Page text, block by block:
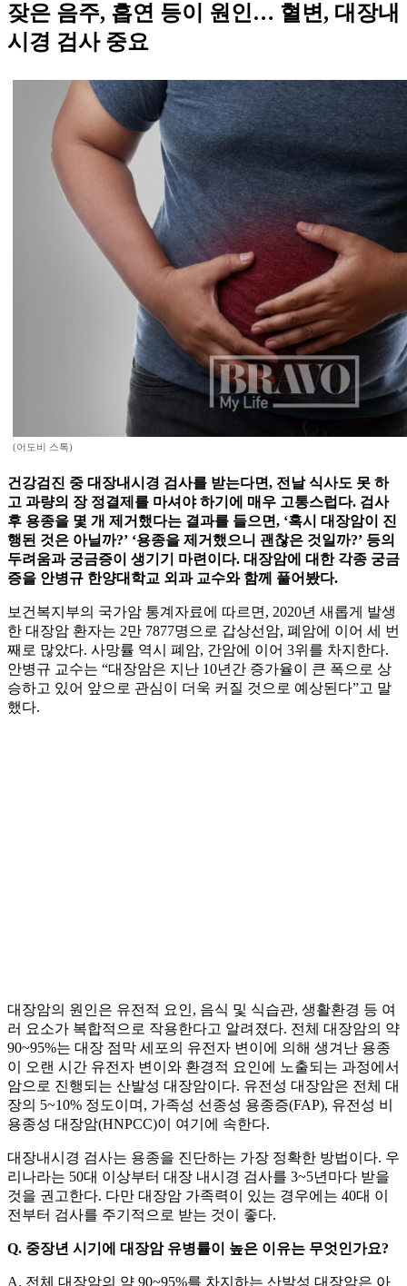
잦은 음주, 흡연 등이 원인… 혈변, 대장내
시경 검사 중요
(어도비 스톡)
건강검진 중 대장내시경 검사를 받는다면, 전날 식사도 못 하
고 과량의 장 정결제를 마셔야 하기에 매우 고통스럽다. 검사
후 용종을 몇 개 제거했다는 결과를 들으면, ‘혹시 대장암이 진
행된 것은 아닐까?’ ‘용종을 제거했으니 괜찮은 것일까?’ 등의
두려움과 궁금증이 생기기 마련이다. 대장암에 대한 각종 궁금
증을 안병규 한양대학교 외과 교수와 함께 풀어봤다.
보건복지부의 국가암 통계자료에 따르면, 2020년 새롭게 발생
한 대장암 환자는 2만 7877명으로 갑상선암, 폐암에 이어 세 번
째로 많았다. 사망률 역시 폐암, 간암에 이어 3위를 차지한다.
안병규 교수는 “대장암은 지난 10년간 증가율이 큰 폭으로 상
승하고 있어 앞으로 관심이 더욱 커질 것으로 예상된다”고 말
했다.
대장암의 원인은 유전적 요인, 음식 및 식습관, 생활환경 등 여
러 요소가 복합적으로 작용한다고 알려졌다. 전체 대장암의 약
90~95%는 대장 점막 세포의 유전자 변이에 의해 생겨난 용종
이 오랜 시간 유전자 변이와 환경적 요인에 노출되는 과정에서
암으로 진행되는 산발성 대장암이다. 유전성 대장암은 전체 대
장의 5~10% 정도이며, 가족성 선종성 용종증(FAP), 유전성 비
용종성 대장암(HNPCC)이 여기에 속한다.
대장내시경 검사는 용종을 진단하는 가장 정확한 방법이다. 우
리나라는 50대 이상부터 대장 내시경 검사를 3~5년마다 받을
것을 권고한다. 다만 대장암 가족력이 있는 경우에는 40대 이
전부터 검사를 주기적으로 받는 것이 좋다.
Q. 중장년 시기에 대장암 유병률이 높은 이유는 무엇인가요?
A. 전체 대장암의 약 90~95%를 차지하는 산발성 대장암은 아